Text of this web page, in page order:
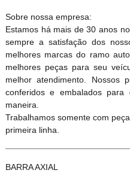
Sobre nossa empresa:
Estamos há mais de 30 anos
sempre a satisfação dos
melhores marcas do ramo
melhores peças para seu
melhor atendimento. Nossos
conferidos e embalados
maneira.
Trabalhamos somente com
primeira linha.
BARRA AXIAL